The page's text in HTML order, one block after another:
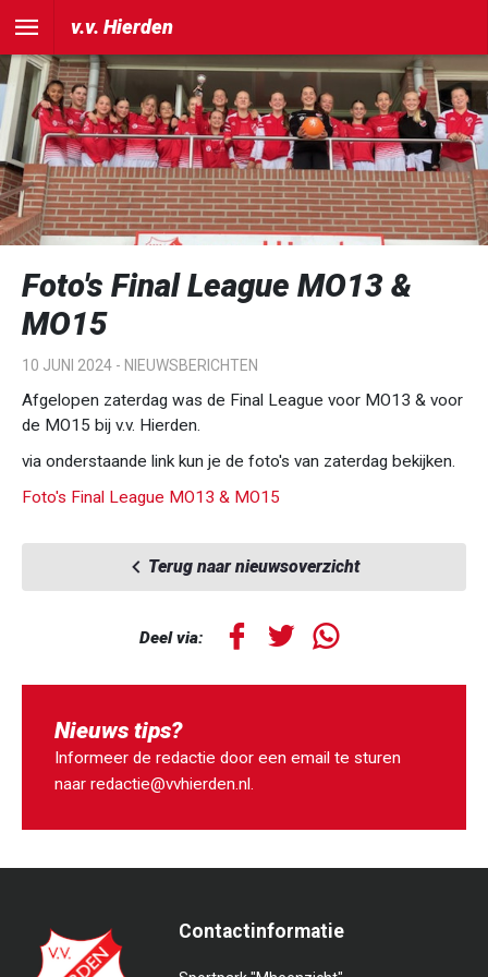
v.v. Hierden
Foto's Final League MO13 &
MO15
10 JUNI 2024 - NIEUWSBERICHTEN
Afgelopen zaterdag was de Final League voor MO13 & voor
de MO15 bij v.v. Hierden.
via onderstaande link kun je de foto's van zaterdag bekijken.
Foto's Final League MO13 & MO15
Terug naar nieuwsoverzicht
Deel via:
Nieuws tips?
Informeer de redactie door een email te sturen
naar redactie@vvhierden.nl.
Contactinformatie